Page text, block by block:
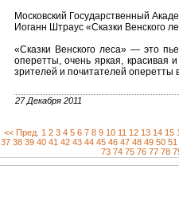
Московский Государственный
Иоганн Штраус «Сказки Венского
«Сказки Венского леса» — это
оперетты, очень яркая, красивая
зрителей и почитателей оперетты
27 Декабря 2011
<< Пред. 1 2 3 4 5 6 7 8 9 10 11 12 13 14 15
37 38 39 40 41 42 43 44 45 46 47 48 49 50 51
73 74 75 76 77 78